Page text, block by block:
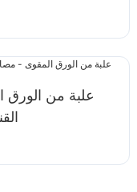
علبة من